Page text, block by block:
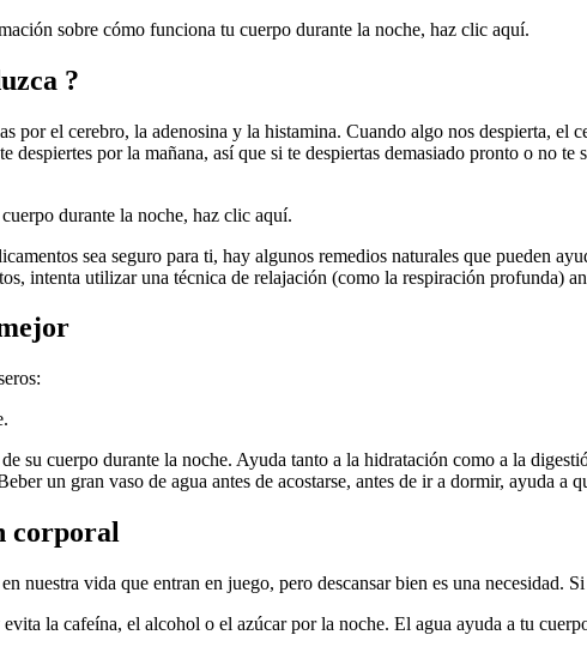
sobre cómo funciona tu cuerpo durante la noche, haz clic aquí.
?
por el cerebro, la adenosina y la histamina. Cuando algo nos despierta, el
despiertes por la mañana, así que si te despiertas demasiado pronto o no
durante la noche, haz clic aquí.
sea seguro para ti, hay algunos remedios naturales que pueden
intenta utilizar una técnica de relajación (como la respiración profunda)
su cuerpo durante la noche. Ayuda tanto a la hidratación como a la
un gran vaso de agua antes de acostarse, antes de ir a dormir, ayuda a
corporal
nuestra vida que entran en juego, pero descansar bien es una necesidad.
la cafeína, el alcohol o el azúcar por la noche. El agua ayuda a tu